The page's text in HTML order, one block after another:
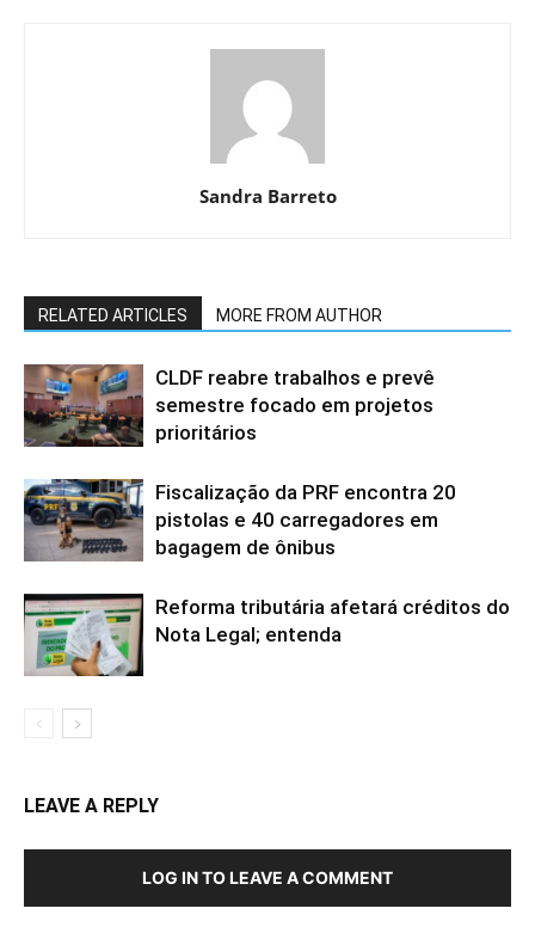
Sandra Barreto
RELATED ARTICLES MORE FROM AUTHOR
CLDF reabre trabalhos e prevê
semestre focado em projetos
prioritários
Fiscalização da PRF encontra 20
pistolas e 40 carregadores em
bagagem de ônibus
Reforma tributária afetará créditos do
Nota Legal; entenda
LEAVE A REPLY
LOG IN TO LEAVE A COMMENT